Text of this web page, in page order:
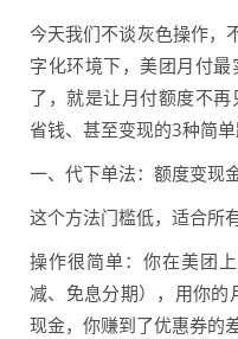
今天我们不谈灰色操作，
字化环境下，美团月付最
了，就是让月付额度不再
省钱、甚至变现的3种简单
一、代下单法：额度变现
这个方法门槛低，适合所
操作很简单：你在美团
减、免息分期），用你
现金，你赚到了优惠券的